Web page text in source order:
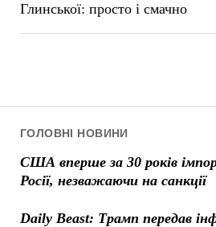
ГОЛОВНІ НОВИНИ
США вперше за 30 років
Росії, незважаючи на санкції
Daily Beast: Трамп передав
Глинської: просто і смачно